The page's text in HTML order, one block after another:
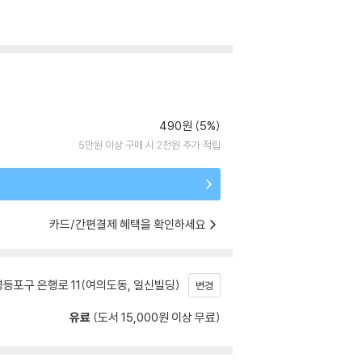
490원 (5%)
5만원 이상 구매 시 2천원 추가 적립
카드/간편결제 혜택을 확인하세요
포구 은행로 11(여의도동, 일신빌딩) 변경
유료 (도서 15,000원 이상 무료)